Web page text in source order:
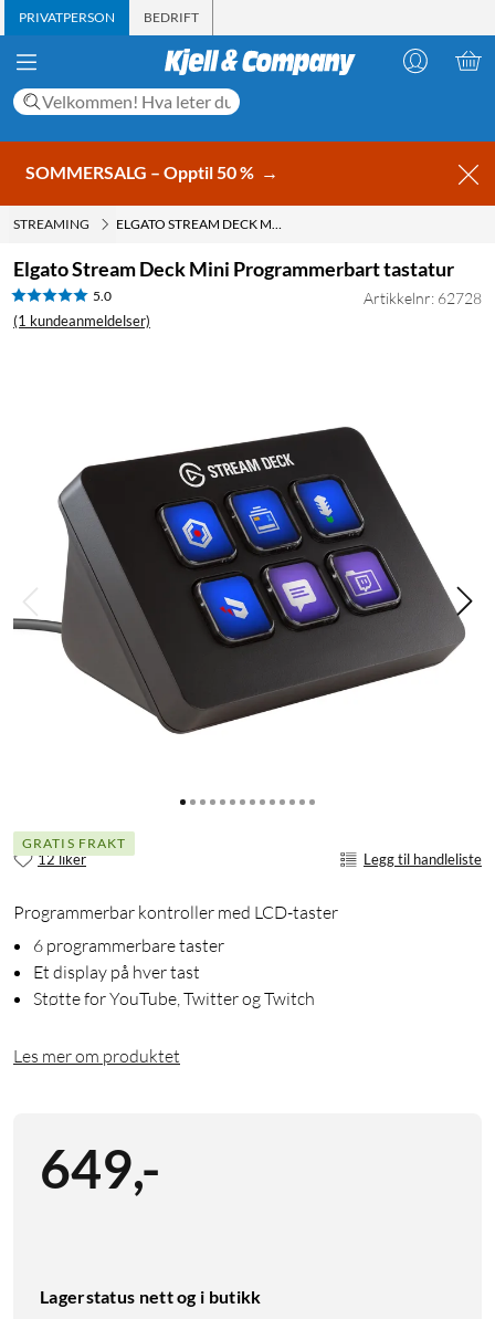
PRIVATPERSON BEDRIFT
SOMMERSALG – Opptil 50 % →
STREAMING ELGATO STREAM DECK MINI PROGRAMMERBART TASTATUR
Elgato Stream Deck Mini Programmerbart tastatur
5.0
(1 kundeanmeldelser)
Artikkelnr: 62728
GRATIS FRAKT
12 liker Legg til handleliste
Programmerbar kontroller med LCD-taster
6 programmerbare taster
Et display på hver tast
Støtte for YouTube, Twitter og Twitch
Les mer om produktet
649,-
Lagerstatus nett og i butikk